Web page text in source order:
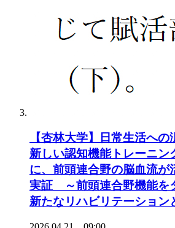
【杏林大学】日常生活へ
新しい認知機能トレーニン
に、前頭連合野の脳血流が
実証 ～前頭連合野機能を
新たなリハビリテーション